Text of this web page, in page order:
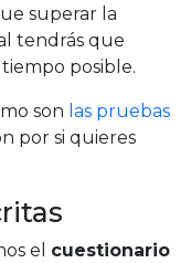
superar la
tendrás que
posible.
son las pruebas
por si quieres
el cuestionario